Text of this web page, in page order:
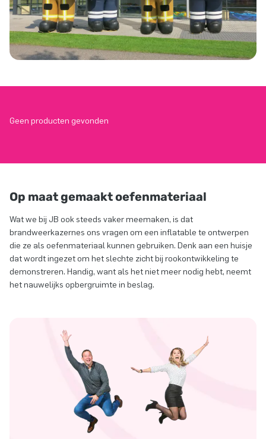
Geen producten gevonden
Op maat gemaakt oefenmateriaal
Wat we bij JB ook steeds vaker meemaken, is dat
brandweerkazernes ons vragen om een inflatable te ontwerpen
die ze als oefenmateriaal kunnen gebruiken. Denk aan een huisje
dat wordt ingezet om het slechte zicht bij rookontwikkeling te
demonstreren. Handig, want als het niet meer nodig hebt, neemt
het nauwelijks opbergruimte in beslag.